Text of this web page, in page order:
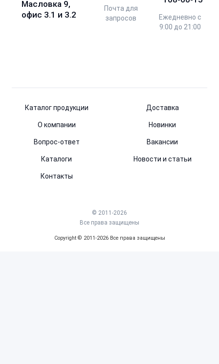
Масловка 9,
офис 3.1 и 3.2
Почта для
запросов
Ежедневно с
9:00 до 21:00
Каталог продукции Доставка
О компании Новинки
Вопрос-ответ Вакансии
Каталоги Новости и статьи
Контакты
© 2011-2026
Все права защищены
Copyright © 2011-2026 Все права защищены